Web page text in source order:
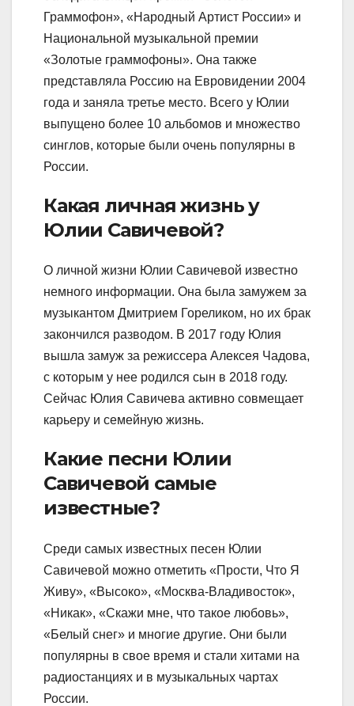
Граммофон», «Народный Артист России» и
Национальной музыкальной премии
«Золотые граммофоны». Она также
представляла Россию на Евровидении 2004
года и заняла третье место. Всего у Юлии
выпущено более 10 альбомов и множество
синглов, которые были очень популярны в
России.
Какая личная жизнь у
Юлии Савичевой?
О личной жизни Юлии Савичевой известно
немного информации. Она была замужем за
музыкантом Дмитрием Гореликом, но их брак
закончился разводом. В 2017 году Юлия
вышла замуж за режиссера Алексея Чадова,
с которым у нее родился сын в 2018 году.
Сейчас Юлия Савичева активно совмещает
карьеру и семейную жизнь.
Какие песни Юлии
Савичевой самые
известные?
Среди самых известных песен Юлии
Савичевой можно отметить «Прости, Что Я
Живу», «Высоко», «Москва-Владивосток»,
«Никак», «Скажи мне, что такое любовь»,
«Белый снег» и многие другие. Они были
популярны в свое время и стали хитами на
радиостанциях и в музыкальных чартах
России.